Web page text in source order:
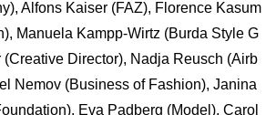
Alfons Kaiser (FAZ), Florence Kasum
Manuela Kampp-Wirtz (Burda Style G
(Creative Director), Nadja Reusch (Airb
Nemov (Business of Fashion), Janina
Eva Padberg (Model), Carol